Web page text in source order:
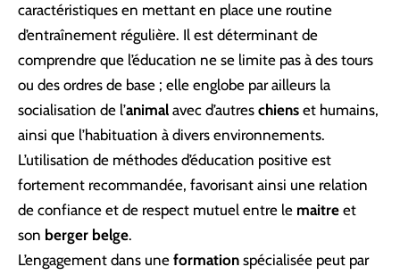
caractéristiques en mettant en place une routine
d’entraînement régulière. Il est déterminant de
comprendre que l’éducation ne se limite pas à des tours
ou des ordres de base ; elle englobe par ailleurs la
socialisation de l’animal avec d’autres chiens et humains,
ainsi que l’habituation à divers environnements.
L’utilisation de méthodes d’éducation positive est
fortement recommandée, favorisant ainsi une relation
de confiance et de respect mutuel entre le maitre et
son berger belge.
L’engagement dans une formation spécialisée peut par